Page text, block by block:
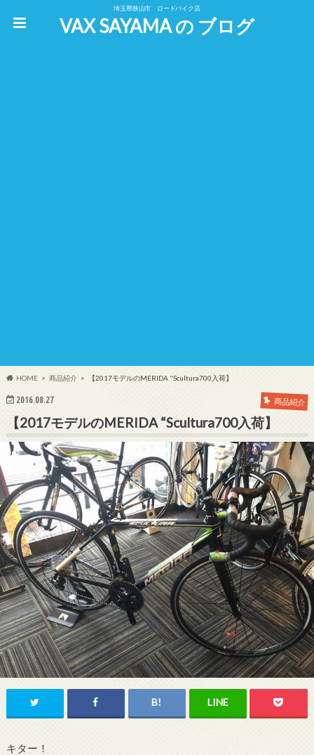
埼玉県狭山市 ロードバイク店
VAX SAYAMA の ブログ
HOME 商品紹介 【2017モデルのMERIDA "Scultura700入荷】
2016.08.27 商品紹介
【2017モデルのMERIDA “Scultura700入荷】
キター！